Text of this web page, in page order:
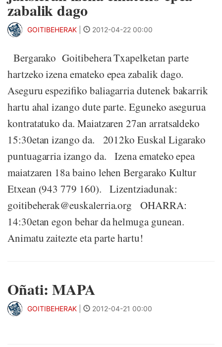
zabalik dago
GOITIBEHERAK 2012-04-22 00:00
Bergarako Goitibehera Txapelketan parte
hartzeko izena emateko epea zabalik dago.
Aseguru espezifiko baliagarria dutenek bakarrik
hartu ahal izango dute parte. Eguneko asegurua
kontratatuko da. Maiatzaren 27an arratsaldeko
15:30etan izango da. 2012ko Euskal Ligarako
puntuagarria izango da. Izena emateko epea
maiatzaren 18a baino lehen Bergarako Kultur
Etxean (943 779 160). Lizentziadunak:
goitibeherak@euskalerria.org OHARRA:
14:30etan egon behar da helmuga gunean.
Animatu zaitezte eta parte hartu!
Oñati: MAPA
GOITIBEHERAK 2012-04-21 00:00